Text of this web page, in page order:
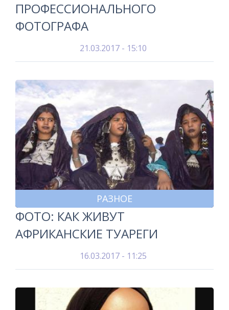
ПРОФЕССИОНАЛЬНОГО
ФОТОГРАФА
21.03.2017 - 15:10
РАЗНОЕ
ФОТО: КАК ЖИВУТ
АФРИКАНСКИЕ ТУАРЕГИ
16.03.2017 - 11:25